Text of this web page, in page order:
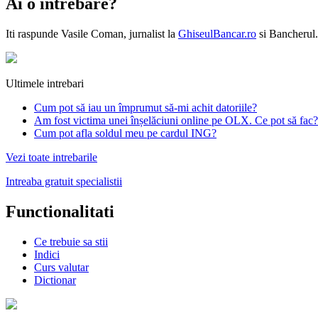
Iti raspunde Vasile Coman, jurnalist la GhiseulBancar.ro si
Ultimele intrebari
Cum pot să iau un împrumut să-mi achit datoriile?
Am fost victima unei înșelăciuni online pe OLX. Ce pot să fac?
Cum pot afla soldul meu pe cardul ING?
Vezi toate intrebarile
Intreaba gratuit specialistii
Functionalitati
Ce trebuie sa stii
Indici
Curs valutar
Dictionar